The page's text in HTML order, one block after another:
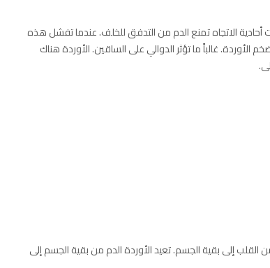
الاتجاه تمنع الدم من التدفق للخلف. عندما تفشل هذه
الأوردة. غالباً ما تؤثر الدوالي على الساقين. الأوردة هناك
القلب إلى بقية الجسم. تعيد الأوردة الدم من بقية الجسم إلى